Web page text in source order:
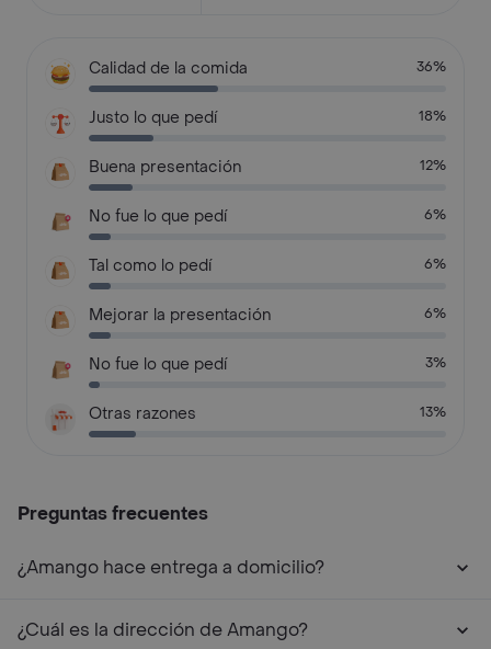
Calidad de la comida 36%
Justo lo que pedí 18%
Buena presentación 12%
No fue lo que pedí 6%
Tal como lo pedí 6%
Mejorar la presentación 6%
No fue lo que pedí 3%
Otras razones 13%
Preguntas frecuentes
¿Amango hace entrega a domicilio?
¿Cuál es la dirección de Amango?